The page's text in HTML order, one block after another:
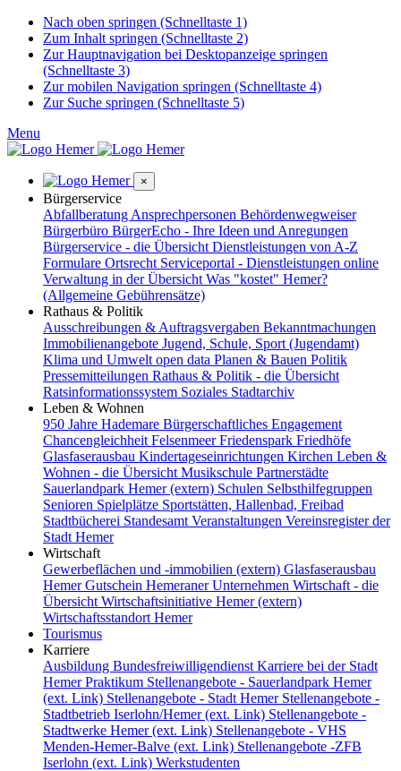
Nach oben springen (Schnelltaste 1)
Zum Inhalt springen (Schnelltaste 2)
Zur Hauptnavigation bei Desktopanzeige springen
(Schnelltaste 3)
Zur mobilen Navigation springen (Schnelltaste 4)
Zur Suche springen (Schnelltaste 5)
Menu
×
Bürgerservice
Abfallberatung Ansprechpersonen Behördenwegweiser
Bürgerbüro BürgerEcho - Ihre Ideen und Anregungen
Bürgerservice - die Übersicht Dienstleistungen von A-Z
Formulare Ortsrecht Serviceportal - Dienstleistungen online
Verwaltung in der Übersicht Was "kostet" Hemer?
(Allgemeine Gebührensätze)
Rathaus & Politik
Ausschreibungen & Auftragsvergaben Bekanntmachungen
Immobilienangebote Jugend, Schule, Sport (Jugendamt)
Klima und Umwelt open data Planen & Bauen Politik
Pressemitteilungen Rathaus & Politik - die Übersicht
Ratsinformationssystem Soziales Stadtarchiv
Leben & Wohnen
950 Jahre Hademare Bürgerschaftliches Engagement
Chancengleichheit FelsenmeerFriedenspark Friedhöfe
Glasfaserausbau Kindertageseinrichtungen Kirchen Leben &
Wohnen - die Übersicht Musikschule Partnerstädte
Sauerlandpark Hemer (extern) Schulen Selbsthilfegruppen
Senioren Spielplätze Sportstätten, Hallenbad, Freibad
Stadtbücherei Standesamt Veranstaltungen Vereinsregister der
Stadt Hemer
Wirtschaft
Gewerbeflächen und -immobilien (extern) Glasfaserausbau
Hemer Gutschein Hemeraner Unternehmen Wirtschaft - die
Übersicht Wirtschaftsinitiative Hemer (extern)
Wirtschaftsstandort Hemer
Tourismus
Karriere
Ausbildung Bundesfreiwilligendienst Karriere bei der Stadt
HemerPraktikum Stellenangebote - Sauerlandpark Hemer
(ext. Link) Stellenangebote - Stadt Hemer Stellenangebote -
Stadtbetrieb Iserlohn/Hemer (ext. Link) Stellenangebote -
Stadtwerke Hemer (ext. Link) Stellenangebote - VHS
Menden-Hemer-Balve (ext. Link) Stellenangebote -ZFB
Iserlohn (ext. Link) Werkstudenten